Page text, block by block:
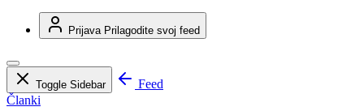
Prijava Prilagodite svoj feed
Toggle Sidebar
Feed
Članki